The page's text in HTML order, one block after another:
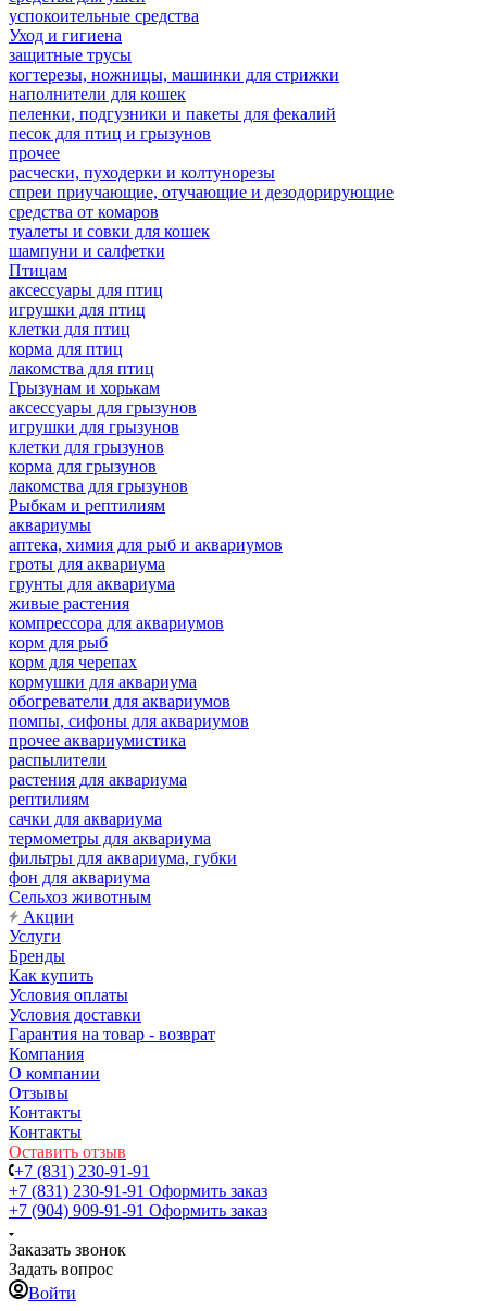
успокоительные средства
Уход и гигиена
защитные трусы
когтерезы, ножницы, машинки для стрижки
наполнители для кошек
пеленки, подгузники и пакеты для фекалий
песок для птиц и грызунов
прочее
расчески, пуходерки и колтунорезы
спреи приучающие, отучающие и дезодорирующие
средства от комаров
туалеты и совки для кошек
шампуни и салфетки
Птицам
аксессуары для птиц
игрушки для птиц
клетки для птиц
корма для птиц
лакомства для птиц
Грызунам и хорькам
аксессуары для грызунов
игрушки для грызунов
клетки для грызунов
корма для грызунов
лакомства для грызунов
Рыбкам и рептилиям
аквариумы
аптека, химия для рыб и аквариумов
гроты для аквариума
грунты для аквариума
живые растения
компрессора для аквариумов
корм для рыб
корм для черепах
кормушки для аквариума
обогреватели для аквариумов
помпы, сифоны для аквариумов
прочее аквариумистика
распылители
растения для аквариума
рептилиям
сачки для аквариума
термометры для аквариума
фильтры для аквариума, губки
фон для аквариума
Сельхоз животным
Акции
Услуги
Бренды
Как купить
Условия оплаты
Условия доставки
Гарантия на товар - возврат
Компания
О компании
Отзывы
Контакты
Контакты
Оставить отзыв
+7 (831) 230-91-91
+7 (831) 230-91-91 Оформить заказ
+7 (904) 909-91-91 Оформить заказ
Заказать звонок
Задать вопрос
Войти